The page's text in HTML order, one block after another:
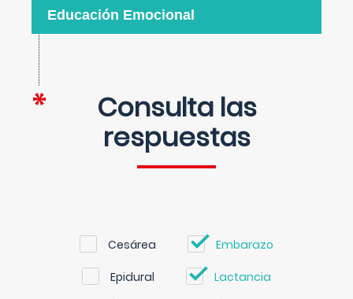
Educación Emocional
Consulta las
respuestas
Cesárea Embarazo
Epidural Lactancia